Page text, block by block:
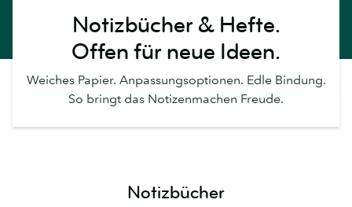
Notizbücher & Hefte.
Offen für neue Ideen.
Weiches Papier. Anpassungsoptionen. Edle Bindung.
So bringt das Notizenmachen Freude.
Notizbücher